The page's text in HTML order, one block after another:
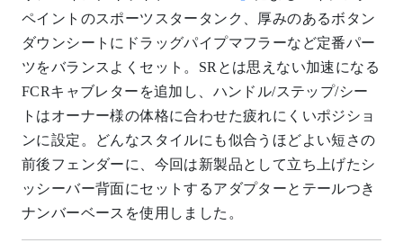
ペイントのスポーツスタータンク、厚みのあるボタン
ダウンシートにドラッグパイプマフラーなど定番パー
ツをバランスよくセット。SRとは思えない加速になる
FCRキャブレターを追加し、ハンドル/ステップ/シー
トはオーナー様の体格に合わせた疲れにくいポジショ
ンに設定。どんなスタイルにも似合うほどよい短さの
前後フェンダーに、今回は新製品として立ち上げたシ
ッシーバー背面にセットするアダプターとテールつき
ナンバーベースを使用しました。